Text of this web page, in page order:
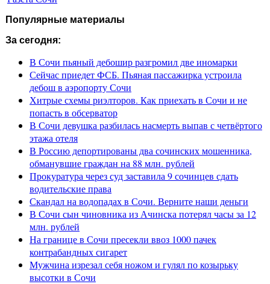
Популярные материалы
За сегодня:
В Сочи пьяный дебошир разгромил две иномарки
Сейчас приедет ФСБ. Пьяная пассажирка устроила
дебош в аэропорту Сочи
Хитрые схемы риэлторов. Как приехать в Сочи и не
попасть в обсерватор
В Сочи девушка разбилась насмерть выпав с четвёртого
этажа отеля
В Россию депортированы два сочинских мошенника,
обманувшие граждан на 88 млн. рублей
Прокуратура через суд заставила 9 сочинцев сдать
водительские права
Скандал на водопадах в Сочи. Верните наши деньги
В Сочи сын чиновника из Ачинска потерял часы за 12
млн. рублей
На границе в Сочи пресекли ввоз 1000 пачек
контрабандных сигарет
Мужчина изрезал себя ножом и гулял по козырьку
высотки в Сочи